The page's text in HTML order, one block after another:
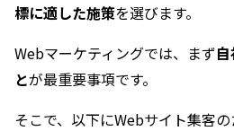
標に適した施策を選びます。
Webマーケティングでは、まず
とが最重要事項です。
そこで、以下にWebサイト集客